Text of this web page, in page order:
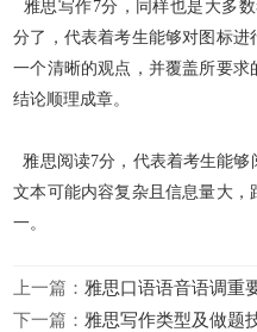
雅思写作7分，同样也是大多
分了，代表着考生能够对图标
一个清晰的观点，并覆盖所要求
结论顺理成章。
雅思阅读7分，代表着考生能
文本可能内容复杂且信息量大，
一。
上一篇： 雅思口语语音语调重
下一篇： 雅思写作类型及做题